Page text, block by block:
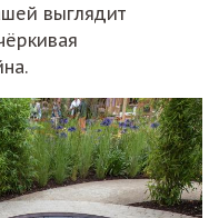
выглядит